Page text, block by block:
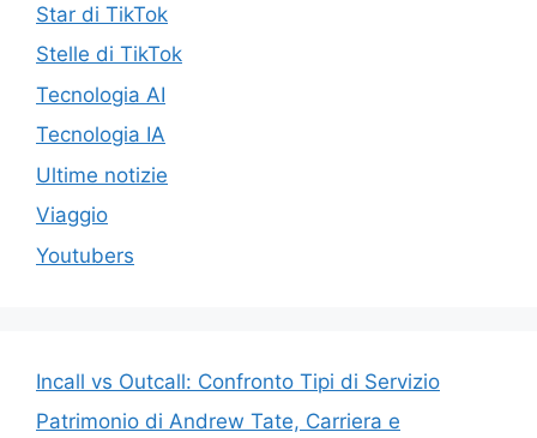
Star di TikTok
Stelle di TikTok
Tecnologia AI
Tecnologia IA
Ultime notizie
Viaggio
Youtubers
Incall vs Outcall: Confronto Tipi di Servizio
Patrimonio di Andrew Tate, Carriera e